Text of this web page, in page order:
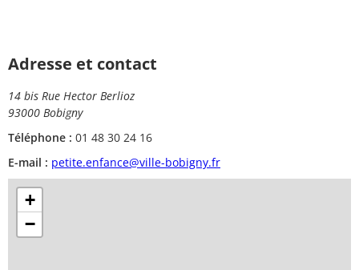
Adresse et contact
14 bis Rue Hector Berlioz
93000 Bobigny
Téléphone : 01 48 30 24 16
E-mail : petite.enfance@ville-bobigny.fr
+
−